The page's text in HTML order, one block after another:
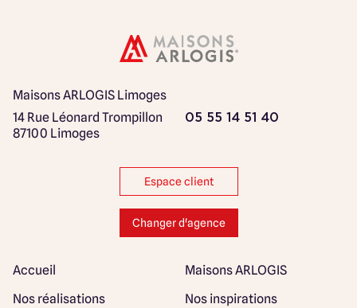
Maisons ARLOGIS Limoges
14 Rue Léonard Trompillon
87100 Limoges
05 55 14 51 40
Espace client
Changer d'agence
Accueil
Maisons ARLOGIS
Nos réalisations
Nos inspirations